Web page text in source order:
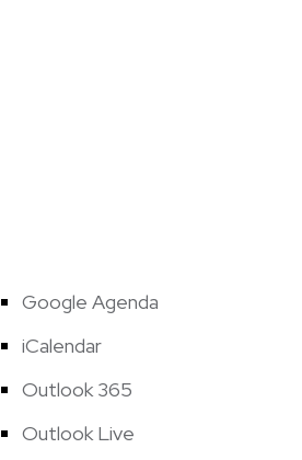
Google Agenda
iCalendar
Outlook 365
Outlook Live